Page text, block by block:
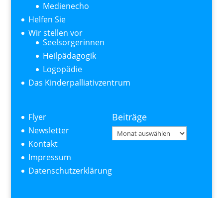
Medienecho
Helfen Sie
Wir stellen vor
Seelsorgerinnen
Heilpädagogik
Logopädie
Das Kinderpalliativzentrum
Flyer
Newsletter
Kontakt
Impressum
Datenschutzerklärung
Beiträge
Beiträge